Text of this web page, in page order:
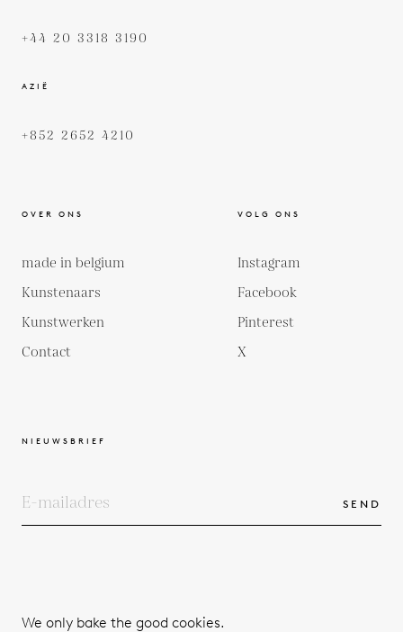
+44 20 3318 3190
AZIË
+852 2652 4210
OVER ONS
made in belgium
Kunstenaars
Kunstwerken
Contact
VOLG ONS
Instagram
Facebook
Pinterest
X
NIEUWSBRIEF
SEND
We only bake the good cookies.